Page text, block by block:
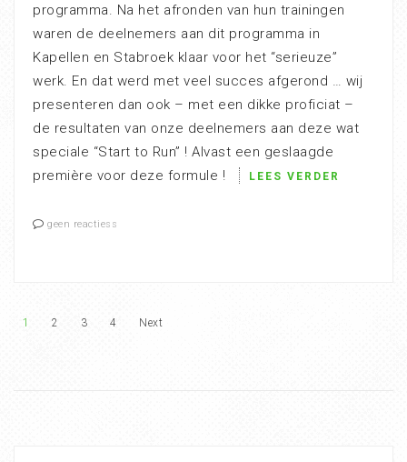
programma. Na het afronden van hun trainingen
waren de deelnemers aan dit programma in
Kapellen en Stabroek klaar voor het “serieuze”
werk. En dat werd met veel succes afgerond … wij
presenteren dan ook – met een dikke proficiat –
de resultaten van onze deelnemers aan deze wat
speciale “Start to Run” ! Alvast een geslaagde
première voor deze formule !
LEES VERDER
geen reactiess
1 2 3 4 Next